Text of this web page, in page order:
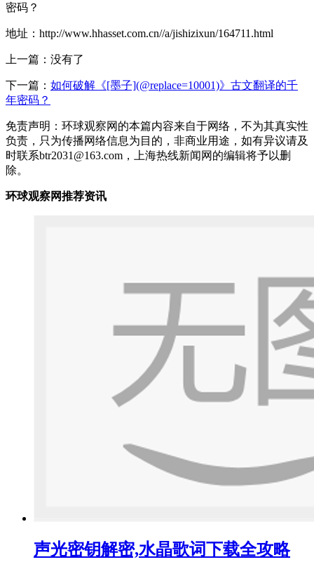
密码？
地址：http://www.hhasset.com.cn//a/jishizixun/164711.html
上一篇：没有了
下一篇： 如何破解《[墨子](@replace=10001)》古文翻译的千
年密码？
免责声明：环球观察网的本篇内容来自于网络，不为其真实性
负责，只为传播网络信息为目的，非商业用途，如有异议请及
时联系btr2031@163.com，上海热线新闻网的编辑将予以删
除。
环球观察网推荐资讯
声光密钥解密,水晶歌词下载全攻略